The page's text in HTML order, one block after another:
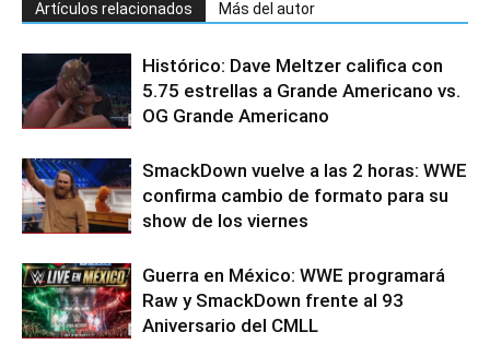
Artículos relacionados Más del autor
Histórico: Dave Meltzer califica con
5.75 estrellas a Grande Americano vs.
OG Grande Americano
SmackDown vuelve a las 2 horas: WWE
confirma cambio de formato para su
show de los viernes
Guerra en México: WWE programará
Raw y SmackDown frente al 93
Aniversario del CMLL